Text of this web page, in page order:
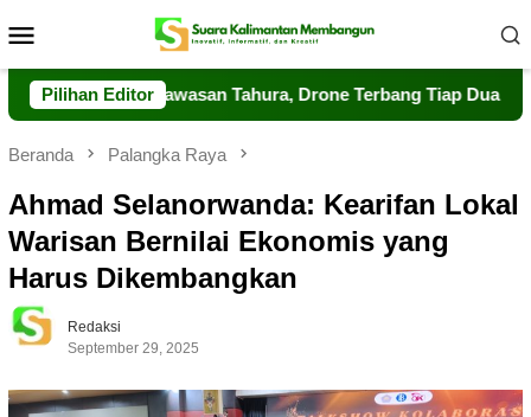
ke
Mobile
Pilihan Editor
Pengawasan Tahura, Drone Terbang Tiap Dua Jam
Beranda Palangka Raya
Ahmad Selanorwanda: Kearifan Lokal
Warisan Bernilai Ekonomis yang
Harus Dikembangkan
Redaksi
September 29, 2025